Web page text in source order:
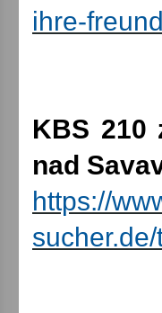
ihre-
KBS 210
nad
https://